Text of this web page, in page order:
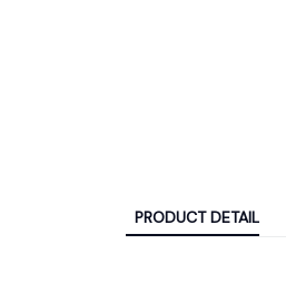
PRODUCT DETAIL